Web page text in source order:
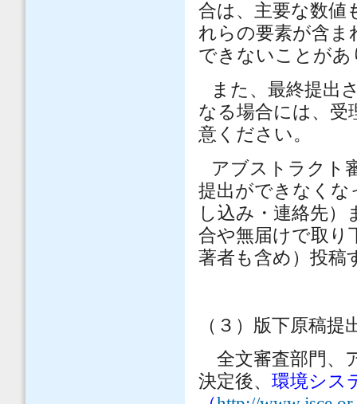
合は、主要な数値
れらの要素が含ま
できないことがあ
また、最終提出
なる場合には、受
意ください。
アブストラクト
提出ができなくな
し込み・連絡先
合や無届けで取り
著者も含め）投稿
（３）版下原稿提
全文審査部門、
決定後、 環境シス